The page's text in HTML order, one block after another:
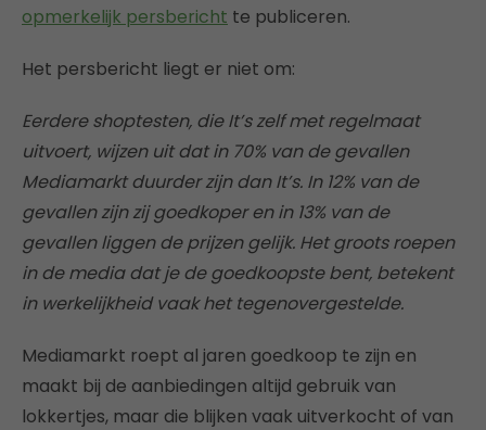
opmerkelijk persbericht te publiceren.
Het persbericht liegt er niet om:
Eerdere shoptesten, die It’s zelf met regelmaat
uitvoert, wijzen uit dat in 70% van de gevallen
Mediamarkt duurder zijn dan It’s. In 12% van de
gevallen zijn zij goedkoper en in 13% van de
gevallen liggen de prijzen gelijk. Het groots roepen
in de media dat je de goedkoopste bent, betekent
in werkelijkheid vaak het tegenovergestelde.
Mediamarkt roept al jaren goedkoop te zijn en
maakt bij de aanbiedingen altijd gebruik van
lokkertjes, maar die blijken vaak uitverkocht of van